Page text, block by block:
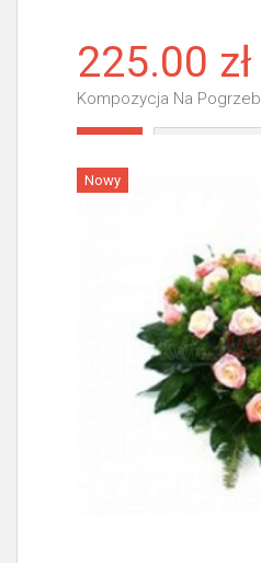
225.00 zł
Kompozycja Na Pogrzeb
Nowy